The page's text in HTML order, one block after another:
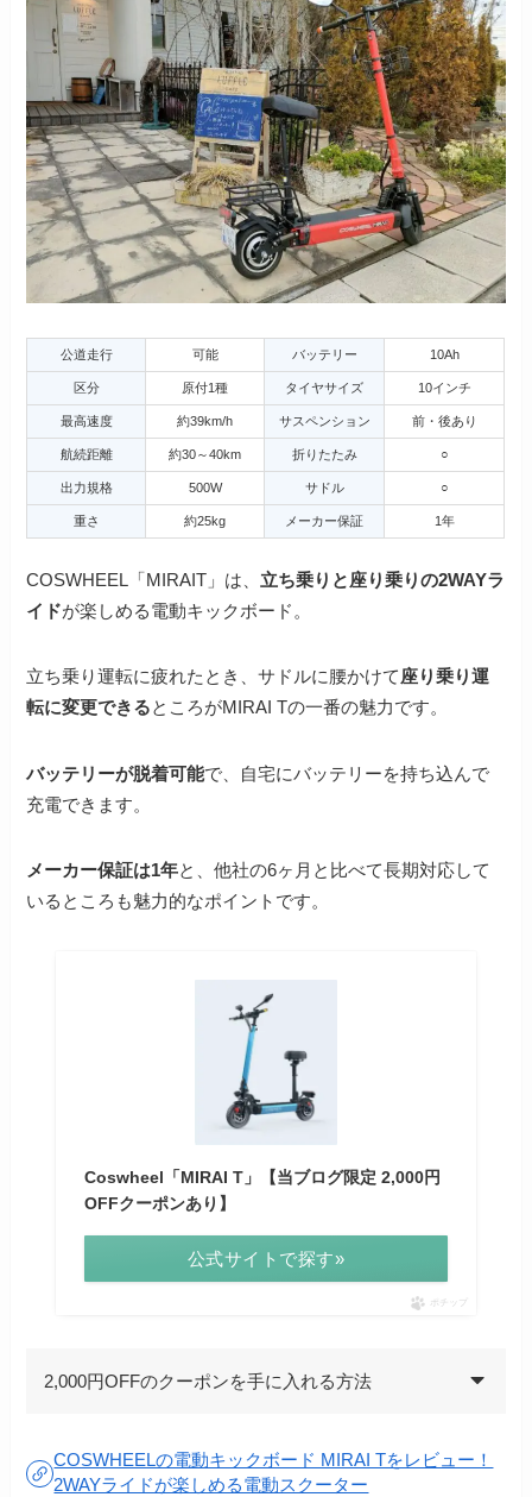
公道走行 可能 バッテリー 10Ah
区分 原付1種 タイヤサイズ 10インチ
最高速度 約39km/h サスペンション 前・後あり
航続距離 約30～40km 折りたたみ ○
出力規格 500W サドル ○
重さ 約25kg メーカー保証 1年
COSWHEEL「MIRAIT」は、立ち乗りと座り乗りの2WAYラ
イドが楽しめる電動キックボード。
立ち乗り運転に疲れたとき、サドルに腰かけて座り乗り運
転に変更できるところがMIRAI Tの一番の魅力です。
バッテリーが脱着可能で、自宅にバッテリーを持ち込んで
充電できます。
メーカー保証は1年と、他社の6ヶ月と比べて長期対応して
いるところも魅力的なポイントです。
Coswheel「MIRAI T」【当ブログ限定 2,000円
OFFクーポンあり】
公式サイトで探す»
ポチップ
2,000円OFFのクーポンを手に入れる方法
COSWHEELの電動キックボード MIRAI Tをレビュー！
2WAYライドが楽しめる電動スクーター